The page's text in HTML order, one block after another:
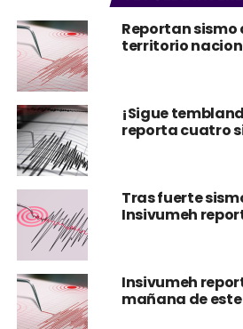
Reportan sismo
territorio
¡Sigue
reporta cuatro
Tras fuerte
Insivumeh
Insivumeh
mañana de